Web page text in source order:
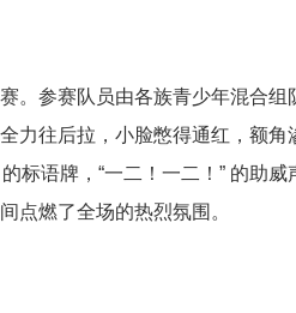
。参赛队员由各族青少年混合
力往后拉，小脸憋得通红，额
标语牌，“一二！一二！” 的助
点燃了全场的热烈氛围。